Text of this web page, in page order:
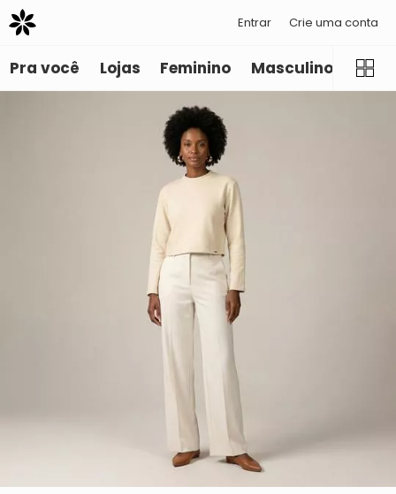
Entrar Crie uma conta
Pra você Lojas Feminino Masculino